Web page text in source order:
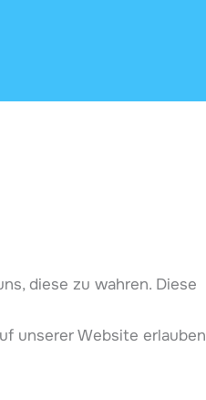
diese zu wahren. Diese
unserer Website